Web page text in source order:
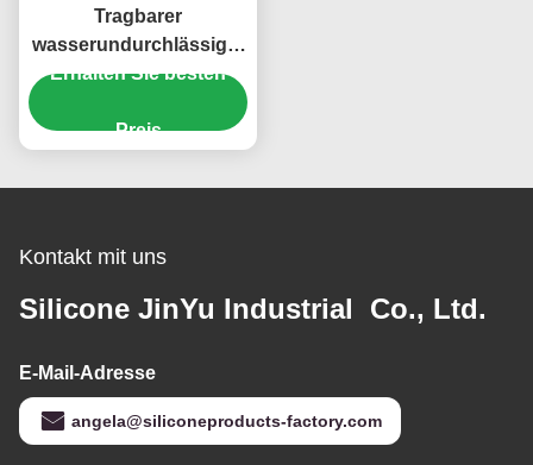
Tragbarer
wasserundurchlässiger
Silikon-Eis-Behälter,
für Eiscreme
Erhalten Sie besten
Preis
Kontakt mit uns
Silicone JinYu Industrial Co., Ltd.
E-Mail-Adresse
angela@siliconeproducts-factory.com